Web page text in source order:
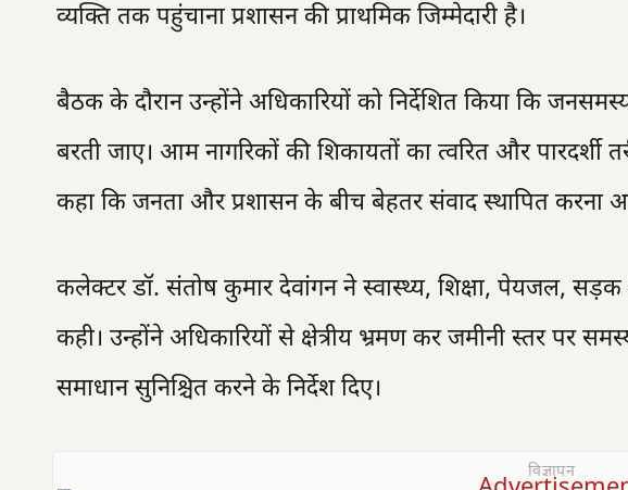
व्यक्ति तक पहुंचाना प्रशासन की प्राथमिक जिम्मेदारी है।
बैठक के दौरान उन्होंने अधिकारियों को निर्देशित किया कि
बरती जाए। आम नागरिकों की शिकायतों का त्वरित और पारदर्शी
कहा कि जनता और प्रशासन के बीच बेहतर संवाद स्थापित करना
कलेक्टर डॉ. संतोष कुमार देवांगन ने स्वास्थ्य, शिक्षा, पेयजल,
कही। उन्होंने अधिकारियों से क्षेत्रीय भ्रमण कर जमीनी स्तर पर
समाधान सुनिश्चित करने के निर्देश दिए।
विज्ञापन